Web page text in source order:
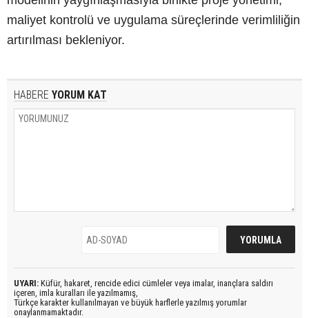
maliyet kontrolü ve uygulama süreçlerinde verimliliğin
artırılması bekleniyor.
HABERE YORUM KAT
UYARI: Küfür, hakaret, rencide edici cümleler veya imalar, inançlara saldırı
içeren, imla kuralları ile yazılmamış,
Türkçe karakter kullanılmayan ve büyük harflerle yazılmış yorumlar
onaylanmamaktadır.